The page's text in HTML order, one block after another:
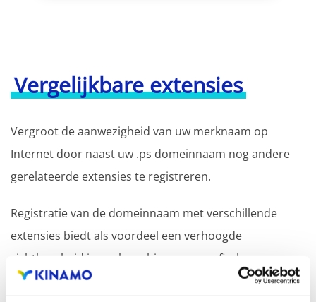
Vergelijkbare extensies
Vergroot de aanwezigheid van uw merknaam op
Internet door naast uw .ps domeinnaam nog andere
gerelateerde extensies te registreren.
Registratie van de domeinnaam met verschillende
extensies biedt als voordeel een verhoogde
zichtbaarheid in zoekmachines, geografische
aanwezigheid en verbeterde aanwezigheid bij lokale